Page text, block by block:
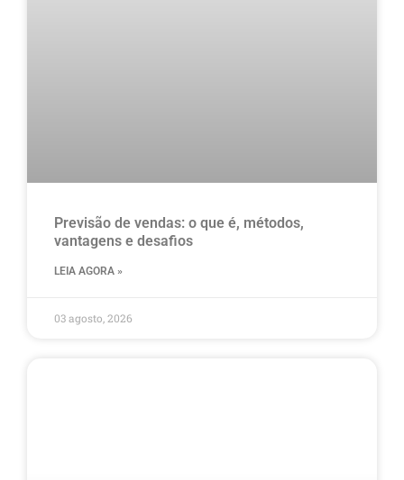
Previsão de vendas: o que é, métodos,
vantagens e desafios
LEIA AGORA »
03 agosto, 2026